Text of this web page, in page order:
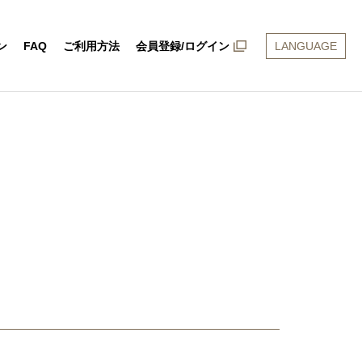
FAQ ご利用方法 会員登録/ログイン